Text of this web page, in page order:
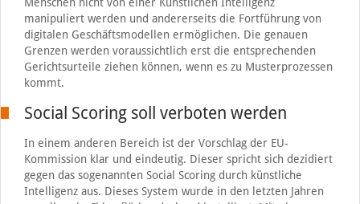
manipuliert werden und andererseits die Fortführung von
digitalen Geschäftsmodellen ermöglichen. Die genauen
Grenzen werden voraussichtlich erst die entsprechenden
Gerichtsurteile ziehen können, wenn es zu Musterprozessen
kommt.
Social Scoring soll verboten werden
In einem anderen Bereich ist der Vorschlag der EU-
Kommission klar und eindeutig. Dieser spricht sich dezidiert
gegen das sogenannten Social Scoring durch künstliche
Intelligenz aus. Dieses System wurde in den letzten Jahren